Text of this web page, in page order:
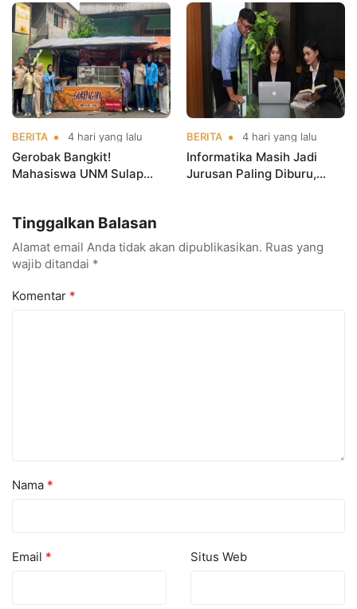
Kerja Sebelum Lulus
Indonesia Open
Championships 2026
BERITA 4 hari yang lalu
Gerobak Bangkit!
Mahasiswa UNM Sulap
BERITA 4 hari yang lalu
Informatika Masih Jadi
Jurusan Paling Diburu,
Tinggalkan Balasan
Alamat email Anda tidak akan dipublikasikan. Ruas yang
wajib ditandai *
Komentar *
Nama *
Email * Situs Web